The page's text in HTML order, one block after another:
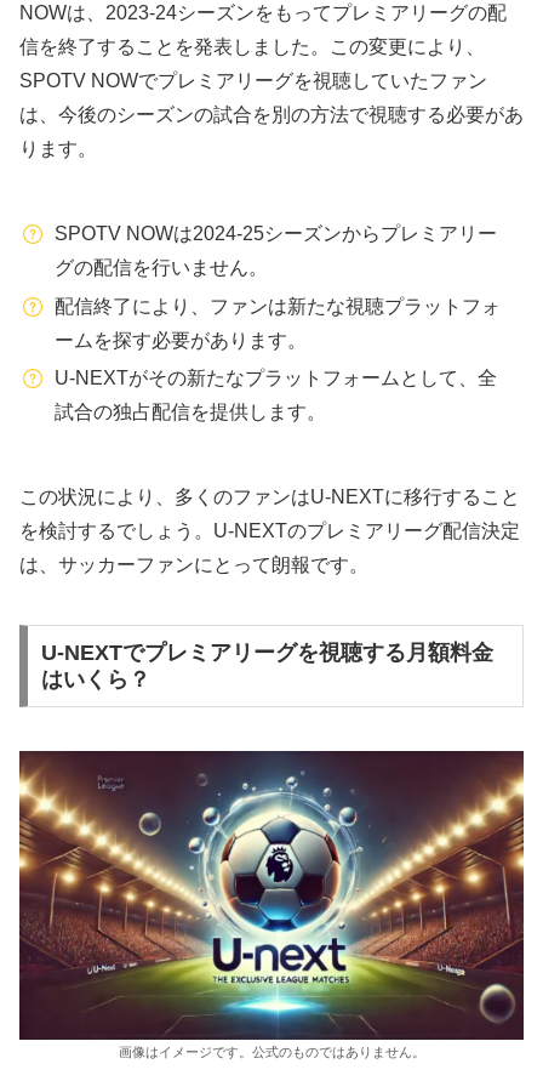
NOWは、2023-24シーズンをもってプレミアリーグの配
信を終了することを発表しました。この変更により、
SPOTV NOWでプレミアリーグを視聴していたファン
は、今後のシーズンの試合を別の方法で視聴する必要があ
ります。
SPOTV NOWは2024-25シーズンからプレミアリー
グの配信を行いません。
配信終了により、ファンは新たな視聴プラットフォ
ームを探す必要があります。
U-NEXTがその新たなプラットフォームとして、全
試合の独占配信を提供します。
この状況により、多くのファンはU-NEXTに移行すること
を検討するでしょう。U-NEXTのプレミアリーグ配信決定
は、サッカーファンにとって朗報です。
U-NEXTでプレミアリーグを視聴する月額料金
はいくら？
画像はイメージです。公式のものではありません。